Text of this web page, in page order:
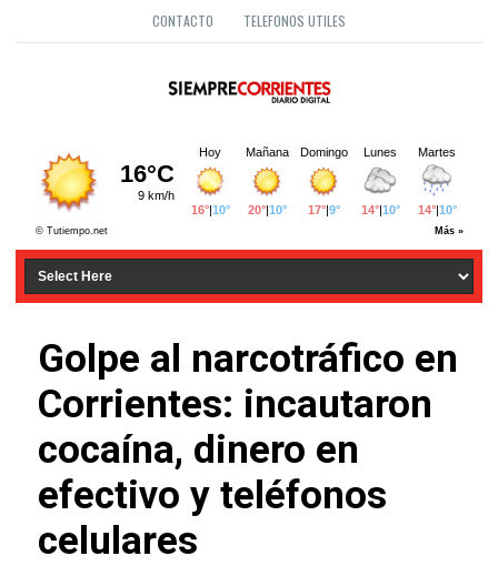
CONTACTO TELEFONOS UTILES
Golpe al narcotráfico en
Corrientes: incautaron
cocaína, dinero en
efectivo y teléfonos
celulares